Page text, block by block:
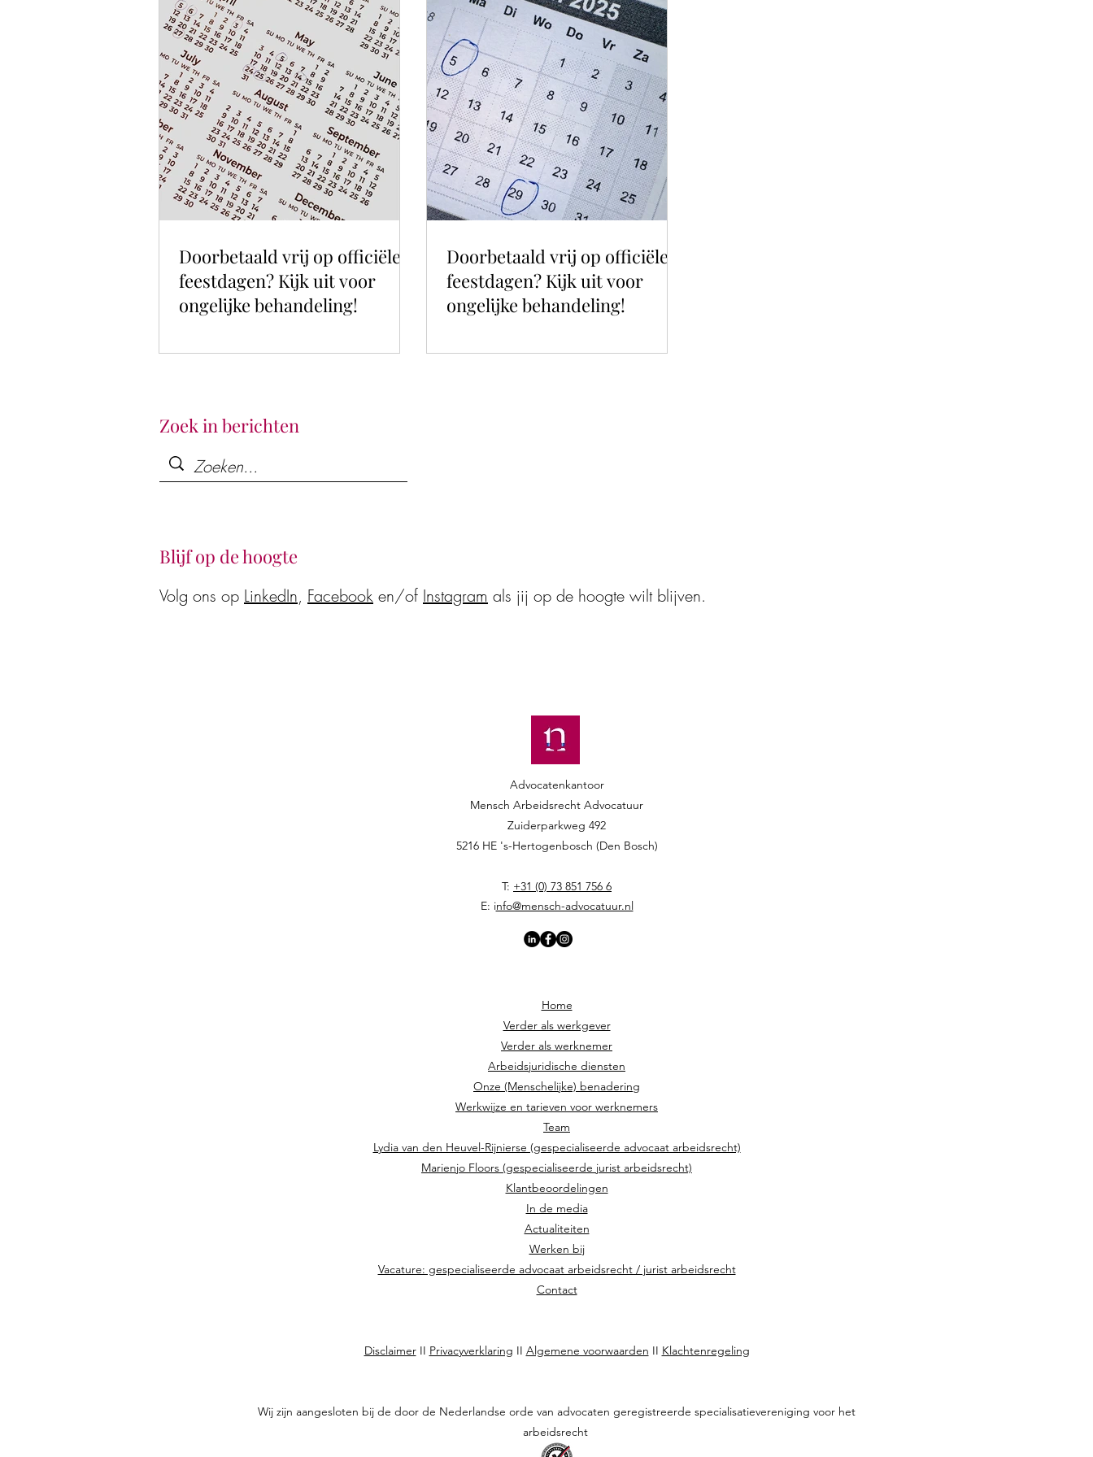
Doorbetaald vrij op officiële
feestdagen? Kijk uit voor
ongelijke behandeling!
Doorbetaald vrij op officiële
feestdagen? Kijk uit voor
ongelijke behandeling!
Zoek in berichten
Blijf op de hoogte
Volg ons op LinkedIn, Facebook en/of Instagram als jij op de hoogte wilt blijven.
Advocatenkantoor
Mensch Arbeidsrecht Advocatuur​​
Zuiderparkweg 492
5216 HE 's-Hertogenbosch (Den Bosch)
T: +31 (0) 73 851 756 6
E: info@mensch-advocatuur.nl
Home
Verder als werkgever
Verder als werknemer
Arbeidsjuridische diensten
Onze (Menschelijke) benadering
Werkwijze en tarieven voor werknemers
Team
Lydia van den Heuvel-Rijnierse (gespecialiseerde advocaat arbeidsrecht)
Marienjo Floors (gespecialiseerde jurist arbeidsrecht)
Klantbeoordelingen
In de media
Actualiteiten
Werken bij
Vacature: gespecialiseerde advocaat arbeidsrecht / jurist arbeidsrecht
Contact
DisclaimerII Privacyverklaring II Algemene voorwaarden II Klachtenregeling
Wij zijn aangesloten bij de door de Nederlandse orde van advocaten geregistreerde specialisatievereniging voor het
arbeidsrecht